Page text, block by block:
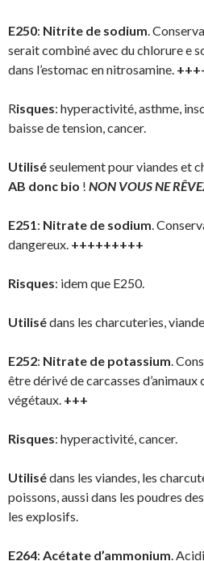
E250: Nitrite de sodium.
serait combiné avec du chlorure e
dans l’estomac en nitrosamine.
Risques: hyperactivité, asthme,
baisse de tension, cancer.
Utiliséseulement pour viandes
AB donc bio ! NON VOUS NE
E251: Nitrate de sodium.
dangereux. +++++++++
Risques: idem que E250.
Utilisédans les charcuteries,
E252: Nitrate de potassium.
être dérivé de carcasses d’animaux
végétaux. +++
Risques: hyperactivité, cancer.
Utilisédans les viandes, les
poissons, aussi dans les poudres
les explosifs.
E264: Acétate d’ammonium.